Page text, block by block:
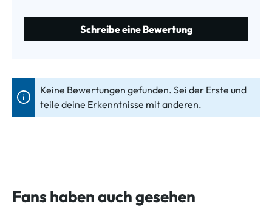
Schreibe eine Bewertung
Keine Bewertungen gefunden. Sei der Erste und
teile deine Erkenntnisse mit anderen.
Fans haben auch gesehen